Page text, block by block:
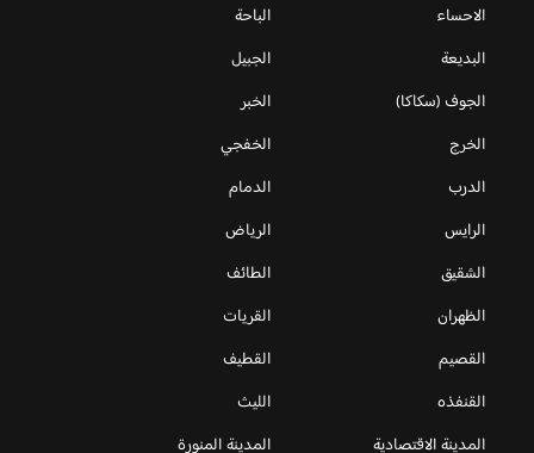
الاحساء
الباحة
البديعة
الجبيل
الجوف (سكاكا)
الخبر
الخرج
الخفجي
الدرب
الدمام
الرايس
الرياض
الشقيق
الطائف
الظهران
القريات
القصيم
القطيف
القنفذه
الليث
المدينة الاقتصادية
المدينة المنورة